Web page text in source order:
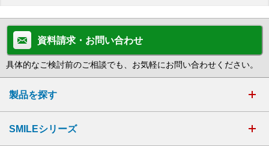
資料請求・お問い合わせ
具体的なご検討前のご相談でも、お気軽にお問い合わせください。
製品を探す
SMILEシリーズ